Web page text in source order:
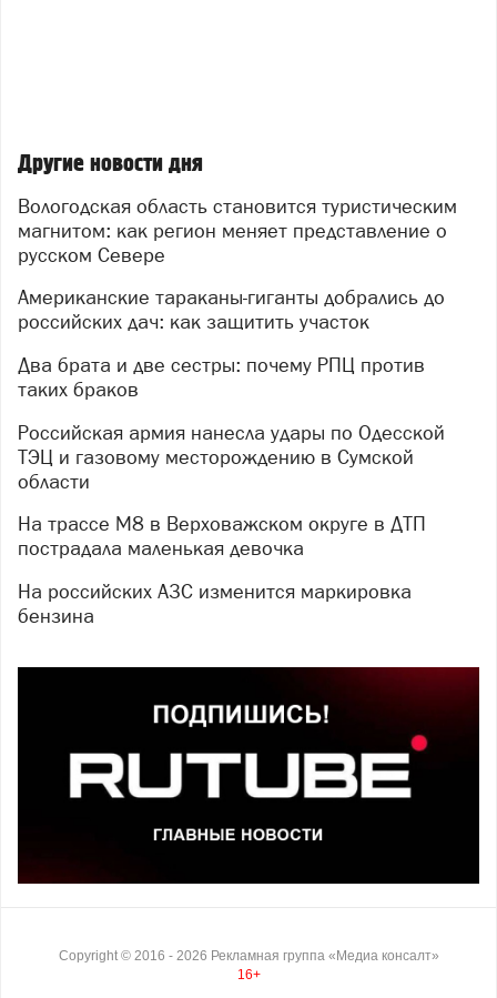
Другие новости дня
Вологодская область становится туристическим
магнитом: как регион меняет представление о
русском Севере
Американские тараканы-гиганты добрались до
российских дач: как защитить участок
Два брата и две сестры: почему РПЦ против
таких браков
Российская армия нанесла удары по Одесской
ТЭЦ и газовому месторождению в Сумской
области
На трассе М8 в Верховажском округе в ДТП
пострадала маленькая девочка
На российских АЗС изменится маркировка
бензина
Copyright © 2016 - 2026 Рекламная группа «Медиа консалт»
16+